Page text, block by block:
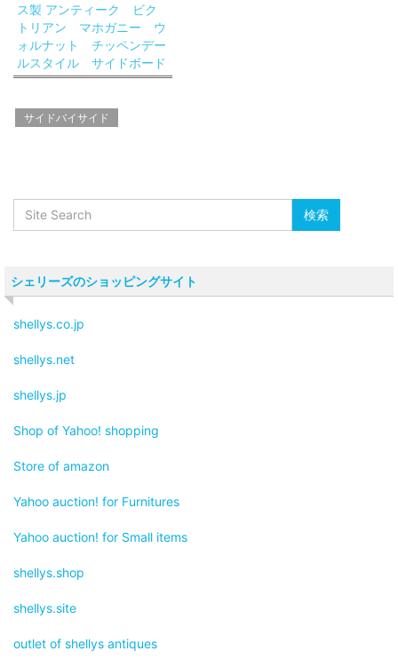
ス製 アンティーク ビク
トリアン マホガニー ウ
ォルナット チッペンデー
ルスタイル サイドボード
サイドバイサイド
シェリーズのショッピングサイト
shellys.co.jp
shellys.net
shellys.jp
Shop of Yahoo! shopping
Store of amazon
Yahoo auction! for Furnitures
Yahoo auction! for Small items
shellys.shop
shellys.site
outlet of shellys antiques